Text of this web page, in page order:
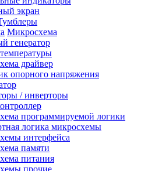
экран
Микросхема
генератор
драйвер
опорного напряжения
/ инверторы
программируемой логики
логика микросхемы
интерфейса
памяти
питания
прочие